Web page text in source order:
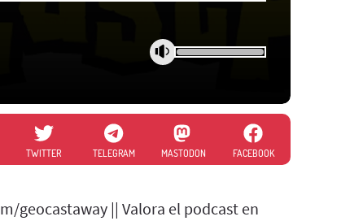
TWITTER TELEGRAM MASTODON FACEBOOK
geocastaway || Valora el podcast en